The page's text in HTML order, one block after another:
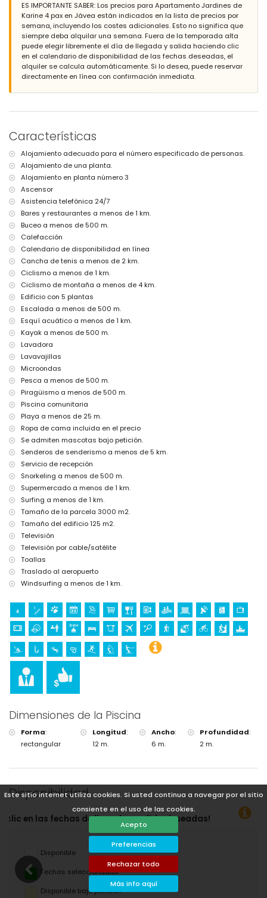
Este sitio internet utiliza cookies. Si usted continua a navegar por el sitio
consiente en el uso de las cookies.
Acepto
Preferencias
Rechazar todo
Más info aquí
Más información
pueblo más cercano: Jávea (a menos de 3 kilómetros del
apartamento)
ribera u orilla más cercana: el Mar Mediterráneo, Jávea (a menos
de 25 metros del apartamento)
playa más cercana: Playa Cala Blanca, Jávea (a menos de 25
metros del apartamento)
apartamento)
por favor consulte si se permiten mascotas
El alojamiento es muy adecuado para familias con niños
Instalaciones y servicios incluidos en el precio de alquiler del
apartamento
aspiradora y plancha con tabla de planchar
ropa de cama y toallas
servicio de recepción y servicio de emergencia 24 horas
calefacción eléctrica
Instalaciones y servicios con cargo adicional
servicio de aeropuerto
cama extra y cama/cuna para niños (a petición)
Entretenimiento y actividades de ocio para tus vacaciones en
Jávea, Costa Blanca
paseo marítimo (El Arenal y Jávea) (a menos de 1000 metros de
la casa)
cine, teatro, discoteca y bar (a menos de 5 kilómetros de la casa)
Lugares de interés y cultura en Jávea, Costa Blanca
museo (Histórico de Jávea), iglesia (Virgen de Loreto, Puerto,
Jávea), ruinas (Pueblo Histórico, Jávea), monumento (Molinos de
Viento, Jávea), edificio arquitectónico (Histórico de Jávea), lugar
histórico (Pueblo Histórico y Jávea) (a menos de 5 kilómetros del
alojamiento)
castillo (Portal de la Vila y Denia) (a menos de 25 kilómetros del
alojamiento)
Deportes
ciclismo, escalada, canotaje, kayak, pesca, buceo, snorkel, surf,
windsurf y esquí acuático (a menos de 1000 metros del
apartamento)
tenis, senderismo y ciclismo de montaña (a menos de 5
kilómetros del apartamento)
golf (Club de Golf Jávea y Jávea) (a menos de 10 kilómetros del
apartamento)
ES IMPORTANTE SABER: Los precios para Apartamento Jardines de
Karine 4 pax en Jávea están indicados en la lista de precios por
semana, incluyendo los costes adicionales. Esto no significa que
siempre deba alquilar una semana. Fuera de la temporada alta
puede elegir libremente el día de llegada y salida haciendo clic
en el calendario de disponibilidad de las fechas deseadas, el
alquiler se calcula automáticamente. Si lo desea, puede reservar
directamente en línea con confirmación inmediata.
Características
Alojamiento adecuado para el número especificado de personas.
Alojamiento de una planta.
Alojamiento en planta número 3
Ascensor
Asistencia telefónica 24/7
Bares y restaurantes a menos de 1 km.
Buceo a menos de 500 m.
Calefacción
Calendario de disponibilidad en línea
Cancha de tenis a menos de 2 km.
Ciclismo a menos de 1 km.
Ciclismo de montaña a menos de 4 km.
Edificio con 5 plantas
Escalada a menos de 500 m.
Esquí acuático a menos de 1 km.
Kayak a menos de 500 m.
Lavadora
Lavavajillas
Microondas
Pesca a menos de 500 m.
Piragüismo a menos de 500 m.
Piscina comunitaria
Playa a menos de 25 m.
Ropa de cama incluida en el precio
Se admiten mascotas bajo petición.
Senderos de senderismo a menos de 5 km.
Servicio de recepción
Snorkeling a menos de 500 m.
Supermercado a menos de 1 km.
Surfing a menos de 1 km.
Tamaño de la parcela 3000 m2.
Tamaño del edificio 125 m2.
Televisión
Televisión por cable/satélite
Toallas
Traslado al aeropuerto
Windsurfing a menos de 1 km.
Dimensiones de la Piscina
Forma:
rectangular
Longitud:
12 m.
Ancho:
6 m.
Profundidad:
2 m.
Disponibilidad
y salida deseadas!
Disponible
Fechas seleccionadas
Disponible bajo petición